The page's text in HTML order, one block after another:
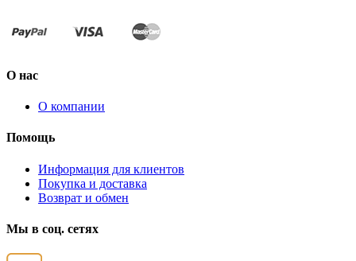
О нас
О компании
Помощь
Информация для клиентов
Покупка и доставка
Возврат и обмен
Мы в соц. сетях